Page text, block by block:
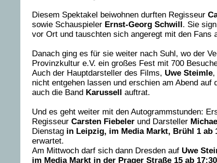
Diesem Spektakel beiwohnen durften Regisseur
sowie Schauspieler Ernst-Georg Schwill. Sie
vor Ort und tauschten sich angeregt mit den Fans
Danach ging es für sie weiter nach Suhl, wo der
Provinzkultur e.V. ein großes Fest mit 700
Auch der Hauptdarsteller des Films, Uwe Steimle,
nicht entgehen lassen und erschien am Abend auf
auch die Band Karussell auftrat.
Und es geht weiter mit den Autogrammstunden:
Regisseur Carsten Fiebeler und Darsteller
Dienstag in Leipzig, im Media Markt, Brühl 1 ab
erwartet.
Am Mittwoch darf sich dann Dresden auf Uwe
im Media Markt in der Prager Straße 15 ab